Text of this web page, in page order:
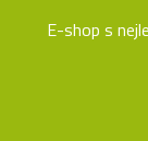
E-shop s